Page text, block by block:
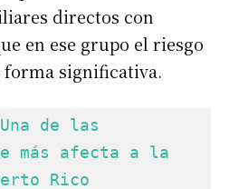
directos con
en ese grupo el riesgo
significativa.
de las
más afecta a la
Rico